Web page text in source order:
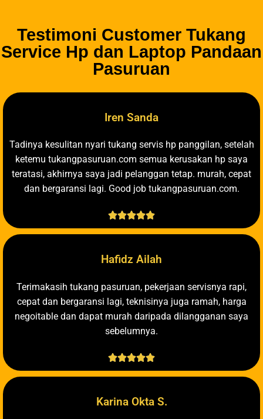
Testimoni Customer Tukang
Service Hp dan Laptop Pandaan
Pasuruan
Iren Sanda
Tadinya kesulitan nyari tukang servis hp panggilan, setelah
ketemu tukangpasuruan.com semua kerusakan hp saya
teratasi, akhirnya saya jadi pelanggan tetap. murah, cepat
dan bergaransi lagi. Good job tukangpasuruan.com.

Hafidz Ailah
Terimakasih tukang pasuruan, pekerjaan servisnya rapi,
cepat dan bergaransi lagi, teknisinya juga ramah, harga
negoitable dan dapat murah daripada dilangganan saya
sebelumnya.

Karina Okta S.